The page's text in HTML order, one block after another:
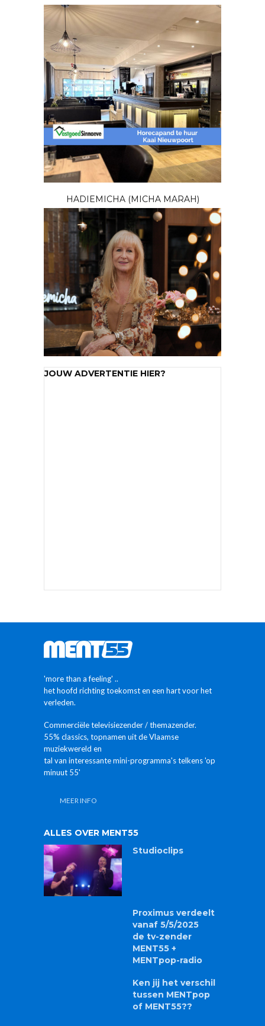
HADIEMICHA (MICHA MARAH)
JOUW ADVERTENTIE HIER?
'more than a feeling' ..
het hoofd richting toekomst en een hart voor het
verleden.
Commerciële televisiezender / themazender.
55% classics, topnamen uit de Vlaamse
muziekwereld en
tal van interessante mini-programma's telkens 'op
minuut 55'
MEER INFO
ALLES OVER MENT55
Studioclips
Proximus verdeelt
vanaf 5/5/2025
de tv-zender
MENT55 +
MENTpop-radio
Ken jij het verschil
tussen MENTpop
of MENT55??